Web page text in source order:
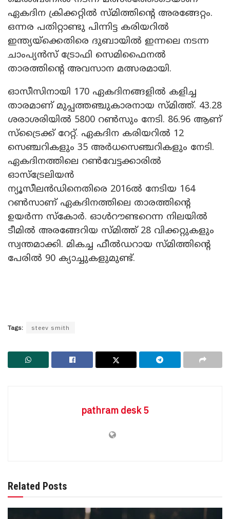
ഏകദിന ക്രിക്കറ്റിൽ സ്മിത്തിന്റെ അരങ്ങേറ്റം.
ഒന്നര പതിറ്റാണ്ടു പിന്നിട്ട കരിയറിൽ
ഇന്ത്യയ്‌ക്കെതിരെ ദുബായിൽ ഇന്നലെ നടന്ന
ചാംപ്യൻസ് ട്രോഫി സെമിഫൈനൽ
താരത്തിന്റെ അവസാന മത്സരമായി.
ഓസീസിനായി 170 ഏകദിനങ്ങളിൽ കളിച്ച
താരമാണ് മുപ്പത്തഞ്ചുകാരനായ സ്മിത്ത്. 43.28
ശരാശരിയിൽ 5800 റൺസും നേടി. 86.96 ആണ്
സ്ട്രൈക്ക് റേറ്റ്. ഏകദിന കരിയറിൽ 12
സെ‍ഞ്ചറികളും 35 അർധസെഞ്ചറികളും നേടി.
ഏകദിനത്തിലെ റൺവേട്ടക്കാരിൽ
ഓസ്ട്രേലിയൻ
ന്യൂസീലൻഡിനെതിരെ 2016ൽ നേടിയ 164
റൺസാണ് ഏകദിനത്തിലെ താരത്തിന്റെ
ഉയർന്ന സ്കോർ. ഓൾറൗണ്ടറെന്ന നിലയിൽ
ടീമിൽ അരങ്ങേറിയ സ്മിത്ത് 28 വിക്കറ്റുകളും
സ്വന്തമാക്കി. മികച്ച ഫീൽഡറായ സ്മിത്തിന്റെ
പേരിൽ 90 ക്യാച്ചുകളുമുണ്ട്.
Tags: steev smith
pathram desk 5
Related Posts